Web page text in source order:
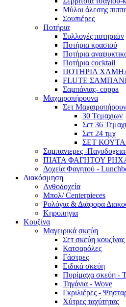
Μύλοι άλεσης
Σουπιέρες
Ποτήρια
Συλλογές ποτηριών
Ποτήρια κρασιού
Ποτήρια
Ποτήρια cocktail
ΠΟΤΗΡΙΑ
FLUTE
Σαμπάνιας- coppa
Μαχαιροπήρουνα
Σετ
30 Τεμαχιων
Σετ 36
Σετ 24 τμχ
ΣΕΤ
Σαμπανιερες -
ΠΙΑΤΑ ΦΑΓΗΤΟΥ
Δοχεία Φαγητού -
Διακόσμηση
Ανθοδοχεία
Μπολ/ Centerpieces
Ρολόγια & Διάφορα
Κηροπηγια
Κουζίνα
Μαγειρικά σκεύη
Σετ σκεύη κουζίνας
Κατσαρόλες
Γάστρες
Ειδικά σκεύη
Πυρίμαχα σκεύη -
Τηγάνια - Wove
Γκριλιέρες -
Χύτρες ταχύτητας